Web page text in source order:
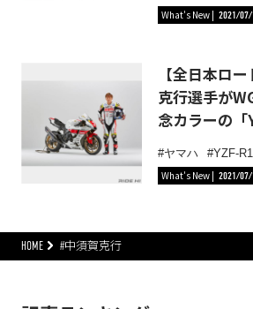
What's New
2021/
【全日本ロ
克行選手が
念カラーの
ヤマハ YZF-R1
What's New
2021/
HOME #中須賀克行